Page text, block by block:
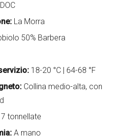
La Morra
50% Barbera
18-20 °C | 64-68 °F
Collina medio-alta, con
7 tonnellate
A mano